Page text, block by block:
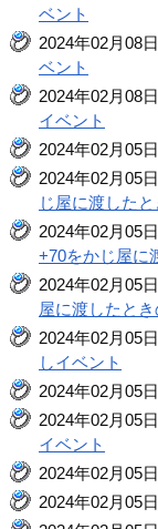
ベント
2024年02月08
ベント
2024年02月08
イベント
2024年02月05
2024年02月05
じ屋に渡した
2024年02月05
+70をかじ屋に
2024年02月05
屋に渡したと
2024年02月05
しイベント
2024年02月05
2024年02月05
イベント
2024年02月05
2024年02月05